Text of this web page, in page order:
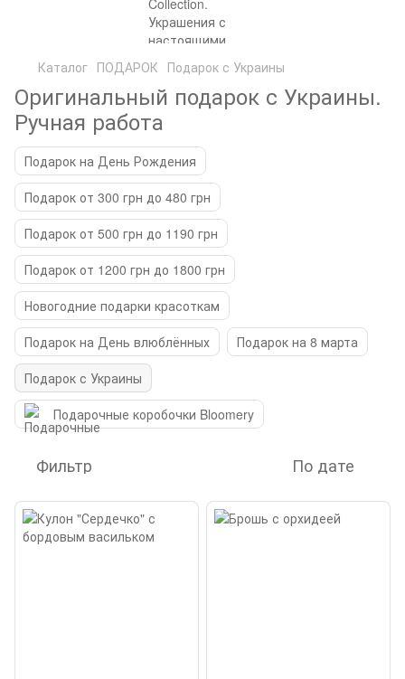
Каталог ПОДАРОК Подарок с Украины
Оригинальный подарок с Украины.
Ручная работа
Подарок на День Рождения
Подарок от 300 грн до 480 грн
Подарок от 500 грн до 1190 грн
Подарок от 1200 грн до 1800 грн
Новогодние подарки красоткам
Подарок на День влюблённых
Подарок на 8 марта
Подарок с Украины
Подарочные коробочки Bloomery
Фильтр По дате